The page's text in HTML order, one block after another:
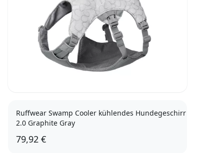
Ruffwear Swamp Cooler kühlendes Hundegeschirr
2.0 Graphite Gray
79,92 €